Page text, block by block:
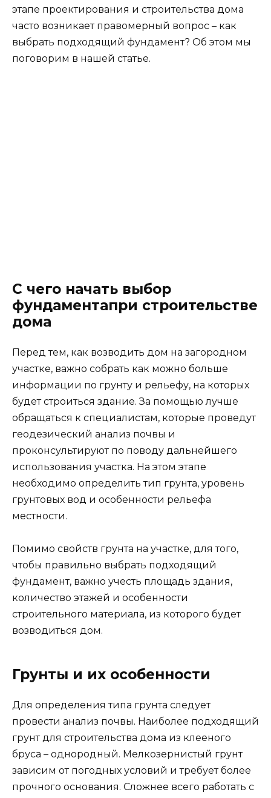
этапе проектирования и строительства дома
часто возникает правомерный вопрос – как
выбрать подходящий фундамент? Об этом мы
поговорим в нашей статье.
С чего начать выбор
фундаментапри строительстве
дома
Перед тем, как возводить дом на загородном
участке, важно собрать как можно больше
информации по грунту и рельефу, на которых
будет строиться здание. За помощью лучше
обращаться к специалистам, которые проведут
геодезический анализ почвы и
проконсультируют по поводу дальнейшего
использования участка. На этом этапе
необходимо определить тип грунта, уровень
грунтовых вод и особенности рельефа
местности.
Помимо свойств грунта на участке, для того,
чтобы правильно выбрать подходящий
фундамент, важно учесть площадь здания,
количество этажей и особенности
строительного материала, из которого будет
возводиться дом.
Грунты и их особенности
Для определения типа грунта следует
провести анализ почвы. Наиболее подходящий
грунт для строительства дома из клееного
бруса – однородный. Мелкозернистый грунт
зависим от погодных условий и требует более
прочного основания. Сложнее всего работать с